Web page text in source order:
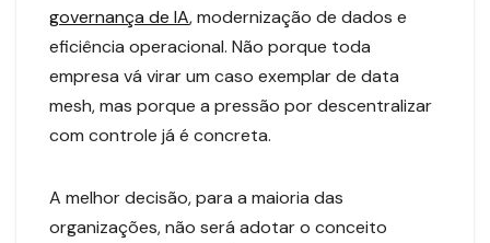
governança de IA, modernização de dados e
eficiência operacional. Não porque toda
empresa vá virar um caso exemplar de data
mesh, mas porque a pressão por descentralizar
com controle já é concreta.
A melhor decisão, para a maioria das
organizações, não será adotar o conceito